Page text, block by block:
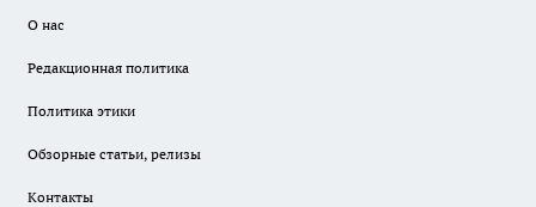
О нас
Редакционная политика
Политика этики
Обзорные статьи, релизы
Контакты